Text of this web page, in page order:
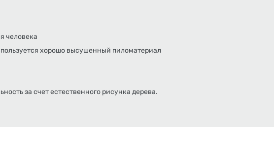
человека
хорошо высушенный пиломатериал
за счет естественного рисунка дерева.